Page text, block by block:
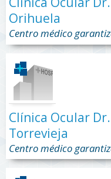
Orihuela
Centro médico
Clínica Ocular
Torrevieja
Centro médico